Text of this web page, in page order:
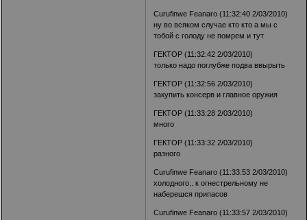
Curufinwe Feanaro (11:32:40 2/03/2010)
ну во всяком случае кто кто а мы с
тобой с голоду не помрем и тут
ГЕКТОР (11:32:42 2/03/2010)
только надо поглубже подва ввырыть
ГЕКТОР (11:32:56 2/03/2010)
закупить консерв и главное оружия
ГЕКТОР (11:33:28 2/03/2010)
много
ГЕКТОР (11:33:32 2/03/2010)
разного
Curufinwe Feanaro (11:33:53 2/03/2010)
холодного.. к огнестрельному не
наберешся припасов
Curufinwe Feanaro (11:33:57 2/03/2010)